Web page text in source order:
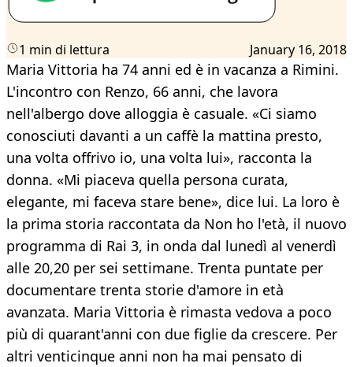
1 min di lettura January 16, 2018
Maria Vittoria ha 74 anni ed è in vacanza a Rimini.
L'incontro con Renzo, 66 anni, che lavora
nell'albergo dove alloggia è casuale. «Ci siamo
conosciuti davanti a un caffè la mattina presto,
una volta offrivo io, una volta lui», racconta la
donna. «Mi piaceva quella persona curata,
elegante, mi faceva stare bene», dice lui. La loro è
la prima storia raccontata da Non ho l'età, il nuovo
programma di Rai 3, in onda dal lunedì al venerdì
alle 20,20 per sei settimane. Trenta puntate per
documentare trenta storie d'amore in età
avanzata. Maria Vittoria è rimasta vedova a poco
più di quarant'anni con due figlie da crescere. Per
altri venticinque anni non ha mai pensato di